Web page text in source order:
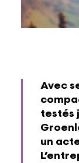
Avec
testés
un